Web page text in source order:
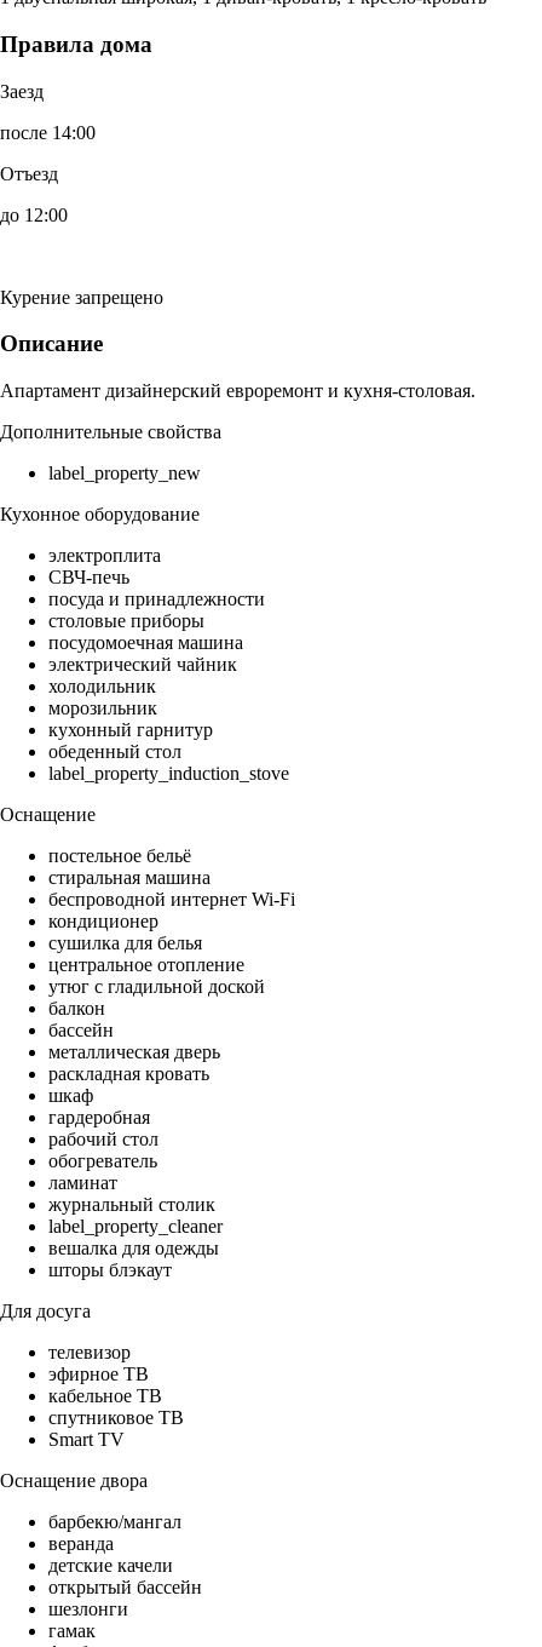
Правила дома
Заезд
после 14:00
Отъезд
до 12:00
Курение запрещено
Описание
Апартамент дизайнерский евроремонт и кухня-столовая.
Дополнительные свойства
label_property_new
Кухонное оборудование
электроплита
СВЧ-печь
посуда и принадлежности
столовые приборы
посудомоечная машина
электрический чайник
холодильник
морозильник
кухонный гарнитур
обеденный стол
label_property_induction_stove
Оснащение
постельное бельё
стиральная машина
беспроводной интернет Wi-Fi
кондиционер
сушилка для белья
центральное отопление
утюг с гладильной доской
балкон
бассейн
металлическая дверь
раскладная кровать
шкаф
гардеробная
рабочий стол
обогреватель
ламинат
журнальный столик
label_property_cleaner
вешалка для одежды
шторы блэкаут
Для досуга
телевизор
эфирное ТВ
кабельное ТВ
спутниковое ТВ
Smart TV
Оснащение двора
барбекю/мангал
веранда
детские качели
открытый бассейн
шезлонги
гамак